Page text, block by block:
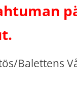
Balettens